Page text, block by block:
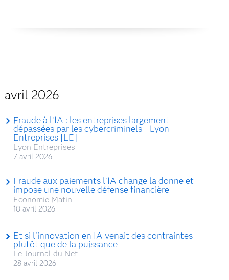
avril 2026
Fraude à l’IA : les entreprises largement
dépassées par les cybercriminels - Lyon
Entreprises [LE]
Lyon Entreprises
7 avril 2026
Fraude aux paiements l'IA change la donne et
impose une nouvelle défense financière
Economie Matin
10 avril 2026
Et si l'innovation en IA venait des contraintes
plutôt que de la puissance
Le Journal du Net
28 avril 2026